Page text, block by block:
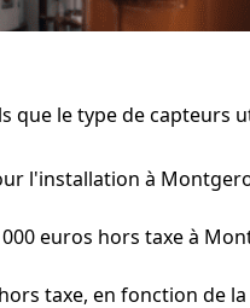
le type de capteurs
l'installation à
euros hors taxe à
taxe, en fonction de